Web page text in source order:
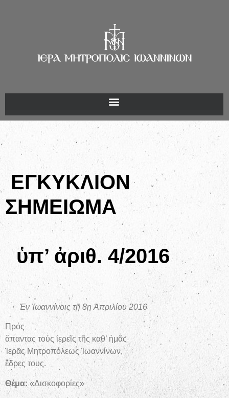
ΕΓΚΥΚΛΙΟΝ
ΣΗΜΕΙΩΜΑ
ὑπ’ ἀριθ. 4/2016
Ἐν Ἰωαννίνοις τῇ 8ῃ Ἀπριλίου 2016
Πρός
ἅπαντας τούς ἱερεῖς τῆς καθ’ ἡμᾶς
Ἱερᾶς Μητροπόλεως Ἰωαννίνων,
ἕδρες τους.
Θέμα: «Δισκοφορίες»